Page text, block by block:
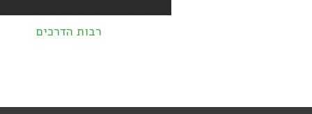
רבות הדרכים